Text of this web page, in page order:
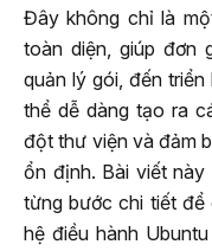
Đây không chỉ là
toàn diện, giúp đơn
quản lý gói, đến
thể dễ dàng tạo ra
đột thư viện và đảm
ổn định. Bài viết này
từng bước chi tiết để
hệ điều hành